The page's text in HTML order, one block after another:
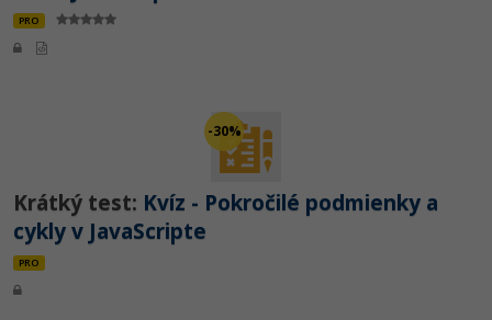
PRO
-30%
Krátký test: Kvíz - Pokročilé podmienky a
cykly v JavaScripte
PRO